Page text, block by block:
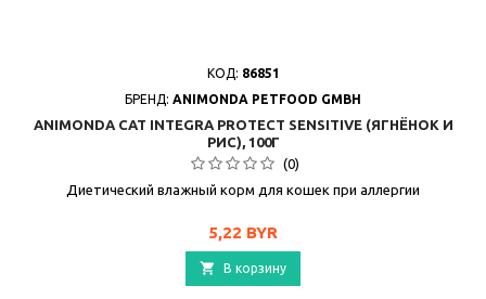
КОД: 86851
БРЕНД: ANIMONDA PETFOOD GMBH
ANIMONDA CAT INTEGRA PROTECT SENSITIVE (ЯГНЁНОК И
РИС), 100Г
(0)
Диетический влажный корм для кошек при аллергии
Цена
5,22 BYR
 В корзину